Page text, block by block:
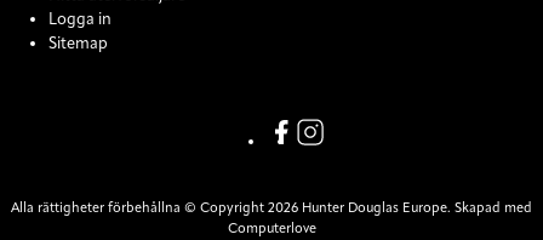
Logga in
Sitemap
Link missing Display text from
Link missing Display text
Alla rättigheter förbehållna © Copyright 2026 Hunter Douglas Europe. Skapad med
Computerlove